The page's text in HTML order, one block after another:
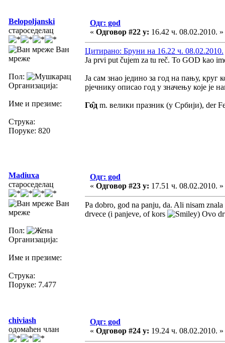
Belopoljanski
староседелац
Ван
мреже
Пол:
Организација:
Име и презиме:
Струка:
Поруке: 820
Одг: god
« Одговор #22 у: 16.42 ч. 08.02.2010. »
Цитирано: Бруни на 16.22 ч. 08.02.2010.
Ja prvi put čujem za tu reč. To GOD kao
Ја сам знао једино за год на пању,
рјечнику описао год у значењу које је
Го̑д m. велики празник (у Србији), der
Madiuxa
староседелац
Ван
мреже
Пол:
Организација:
Име и презиме:
Струка:
Поруке: 7.477
Одг: god
« Одговор #23 у: 17.51 ч. 08.02.2010. »
Pa dobro, god na panju, da. Ali nisam
drvece (i panjeve, of kors
) Ovo
chiviash
одомаћен члан
Одг: god
« Одговор #24 у: 19.24 ч. 08.02.2010. »